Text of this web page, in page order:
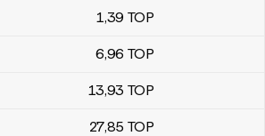
azeri în pa’anga tongane
1,39 TOP
6,96 TOP
13,93 TOP
27,85 TOP